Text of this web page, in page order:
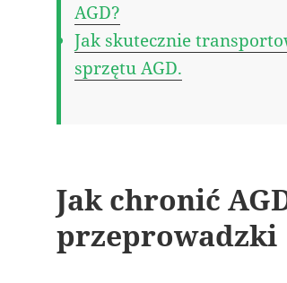
AGD?
Jak skutecznie
sprzętu AGD.
Jak chronić
przeprowadzki